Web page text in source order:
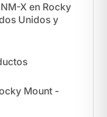
X en Rocky
Unidos y
Mount -